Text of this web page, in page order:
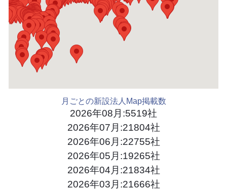
月ごとの新設法人Map掲載数
2026年08月:5519社
2026年07月:21804社
2026年06月:22755社
2026年05月:19265社
2026年04月:21834社
2026年03月:21666社